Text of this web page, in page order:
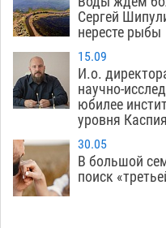
Сергей
нересте рыбы
15.09
И.о.
научно-
юбилее
уровня Каспия
30.05
В большой
поиск